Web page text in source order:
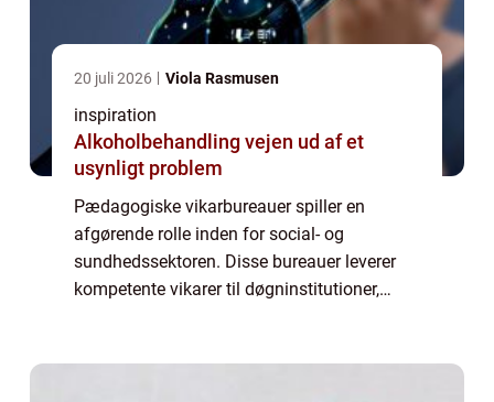
20 juli 2026 Viola Rasmusen
inspiration
Alkoholbehandling vejen ud af et
usynligt problem
Pædagogiske vikarbureauer spiller en
afgørende rolle inden for social- og
sundhedssektoren. Disse bureauer leverer
kompetente vikarer til døgninstitutioner,